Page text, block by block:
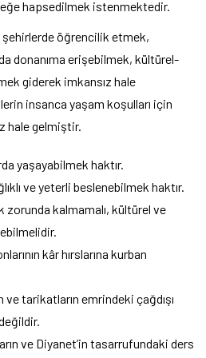
hapsedilmek istenmektedir.
şehirlerde öğrencilik etmek,
donanıma erişebilmek, kültürel-
giderek imkansız hale
insanca yaşam koşulları için
hale gelmiştir.
yaşayabilmek haktır.
ve yeterli beslenebilmek haktır.
zorunda kalmamalı, kültürel ve
kâr hırslarına kurban
tarikatların emrindeki çağdışı
ve Diyanet’in tasarrufundaki ders